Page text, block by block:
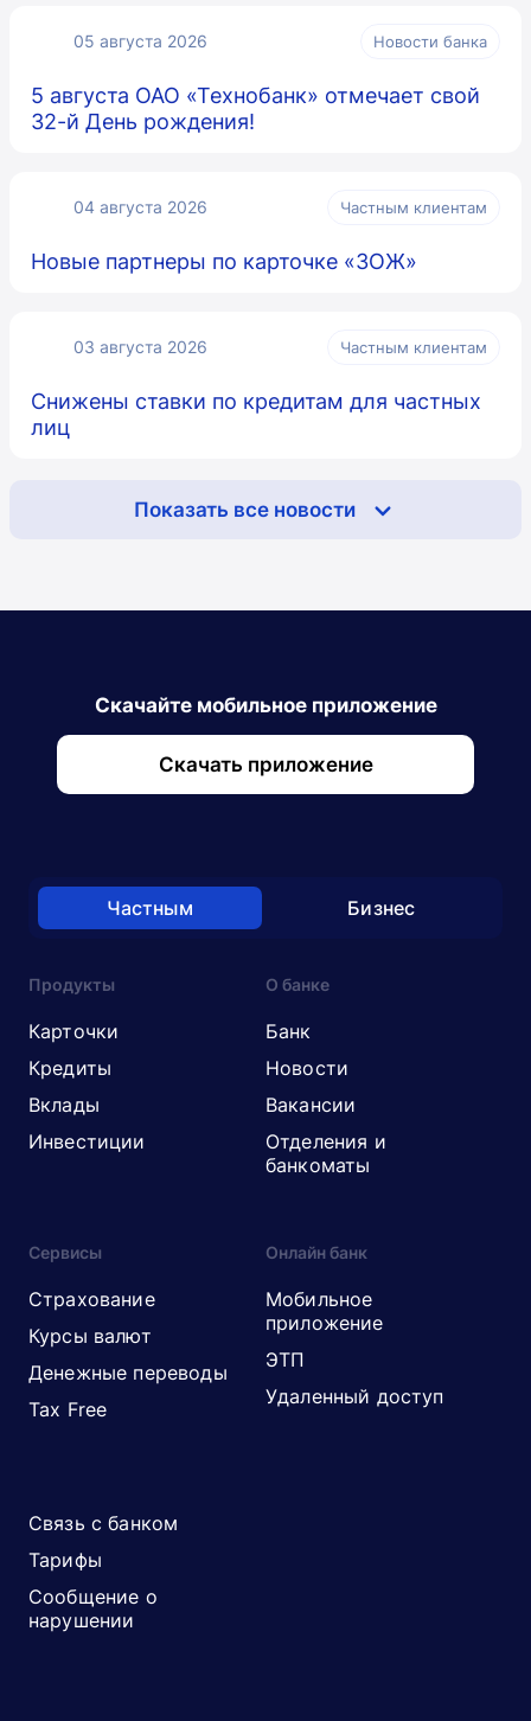
05 августа 2026 Новости банка
5 августа ОАО «Технобанк» отмечает свой
32-й День рождения!
04 августа 2026 Частным клиентам
Новые партнеры по карточке «ЗОЖ»
03 августа 2026 Частным клиентам
Снижены ставки по кредитам для частных
лиц
Показать все новости
Скачайте мобильное приложение
Скачать приложение
Частным Бизнес
Продукты
Карточки
Кредиты
Вклады
Инвестиции
О банке
Банк
Новости
Вакансии
Отделения и
банкоматы
Сервисы
Страхование
Курсы валют
Денежные переводы
Tax Free
Онлайн банк
Мобильное
приложение
ЭТП
Удаленный доступ
Связь с банком
Тарифы
Сообщение о
нарушении